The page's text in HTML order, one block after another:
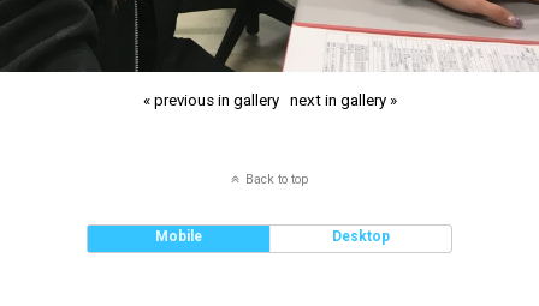
« previous in gallery next in gallery »
Back to top
Mobile Desktop